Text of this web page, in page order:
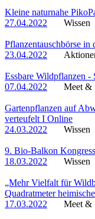
Kleine naturnahe
27.04.2022
Wissen
Pflanzentauschbörse
23.04.2022
Essbare Wildpflanzen
07.04.2022
Meet &
Gartenpflanzen auf
verteufelt I Online
24.03.2022
Wissen
9. Bio-Balkon
18.03.2022
Wissen
„Mehr Vielfalt für
Quadratmeter
17.03.2022
Meet &